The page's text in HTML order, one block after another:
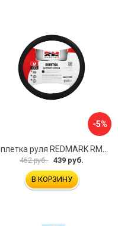
-5%
Оплетка руля REDMARK RM78002
462 руб. 439 руб.
В КОРЗИНУ